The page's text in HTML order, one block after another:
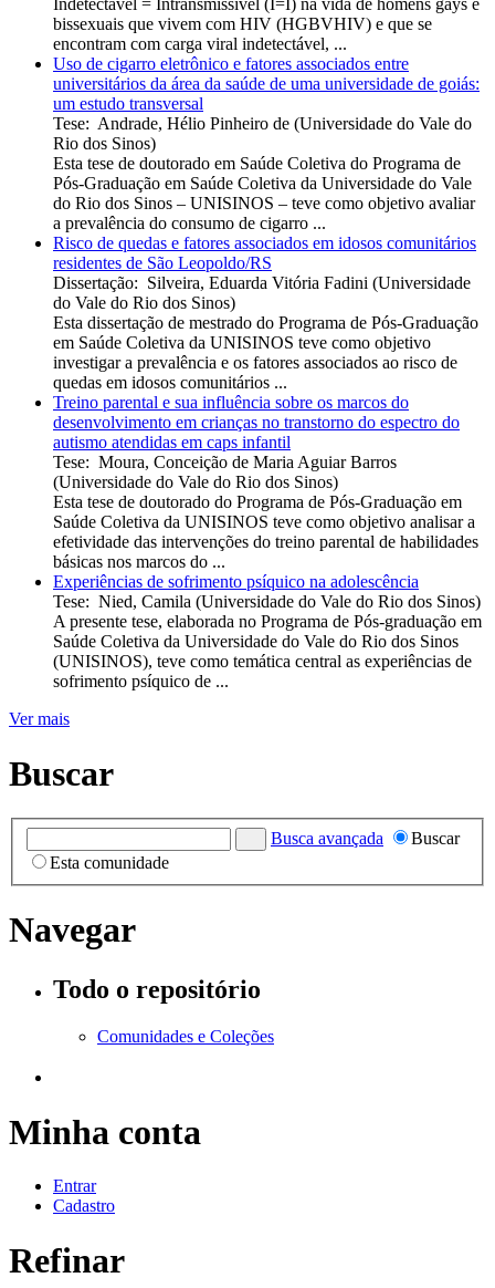
Indetectável = Intransmissível (I=I) na vida de homens gays e
bissexuais que vivem com HIV (HGBVHIV) e que se
encontram com carga viral indetectável, ...
Uso de cigarro eletrônico e fatores associados entre
universitários da área da saúde de uma universidade de goiás:
um estudo transversal
Tese: Andrade, Hélio Pinheiro de (Universidade do Vale do
Rio dos Sinos)
Esta tese de doutorado em Saúde Coletiva do Programa de
Pós-Graduação em Saúde Coletiva da Universidade do Vale
do Rio dos Sinos – UNISINOS – teve como objetivo avaliar
a prevalência do consumo de cigarro ...
Risco de quedas e fatores associados em idosos comunitários
residentes de São Leopoldo/RS
Dissertação: Silveira, Eduarda Vitória Fadini (Universidade
do Vale do Rio dos Sinos)
Esta dissertação de mestrado do Programa de Pós-Graduação
em Saúde Coletiva da UNISINOS teve como objetivo
investigar a prevalência e os fatores associados ao risco de
quedas em idosos comunitários ...
Treino parental e sua influência sobre os marcos do
desenvolvimento em crianças no transtorno do espectro do
autismo atendidas em caps infantil
Tese: Moura, Conceição de Maria Aguiar Barros
(Universidade do Vale do Rio dos Sinos)
Esta tese de doutorado do Programa de Pós-Graduação em
Saúde Coletiva da UNISINOS teve como objetivo analisar a
efetividade das intervenções do treino parental de habilidades
básicas nos marcos do ...
Experiências de sofrimento psíquico na adolescência
Tese: Nied, Camila (Universidade do Vale do Rio dos Sinos)
A presente tese, elaborada no Programa de Pós-graduação em
Saúde Coletiva da Universidade do Vale do Rio dos Sinos
(UNISINOS), teve como temática central as experiências de
sofrimento psíquico de ...
Ver mais
Buscar
Busca avançada
Buscar
Esta comunidade
Navegar
Todo o repositório
Comunidades e Coleções
Minha conta
Entrar
Cadastro
Refinar